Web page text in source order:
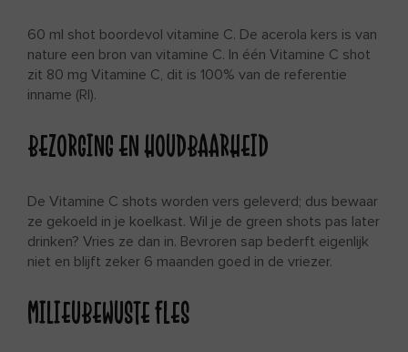
60 ml shot boordevol vitamine C. De acerola kers is van
nature een bron van vitamine C. In één Vitamine C shot
zit 80 mg Vitamine C, dit is 100% van de referentie
inname (RI).
BEZORGING EN HOUDBAARHEID
De Vitamine C shots worden vers geleverd; dus bewaar
ze gekoeld in je koelkast. Wil je de green shots pas later
drinken? Vries ze dan in. Bevroren sap bederft eigenlijk
niet en blijft zeker 6 maanden goed in de vriezer.
MILIEUBEWUSTE FLES